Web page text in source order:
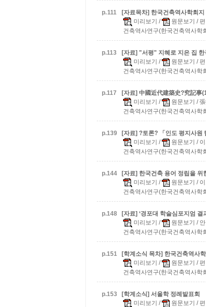
p.111
[자료목차] 한국건축역사학회
미리보기 / 원문보기 /
건축역사연구(한국건축역사학
p.113 [자료] "서평" 지혜로 지은 집 한
미리보기 / 원문보기 /
건축역사연구(한국건축역사학
p.117
[자료] 中國近代建築史?究記事
미리보기 / 원문보기 /
건축역사연구(한국건축역사학
p.139
[자료] ?토론? 「인도 평지사원
미리보기 / 원문보기 /
건축역사연구(한국건축역사학
p.144 [자료] 한국건축 용어 정립을 위
미리보기 / 원문보기 /
건축역사연구(한국건축역사학
p.148
[자료] ‘경포대 학술심포지엄
미리보기 / 원문보기 /
건축역사연구(한국건축역사학
p.151
[학계소식 목차] 한국건축역사
미리보기 / 원문보기 /
건축역사연구(한국건축역사학
p.153
[학계소식] 서울학 정례발표회
미리보기 / 원문보기 /